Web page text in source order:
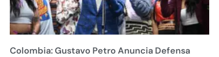
Colombia: Gustavo Petro Anuncia Defensa